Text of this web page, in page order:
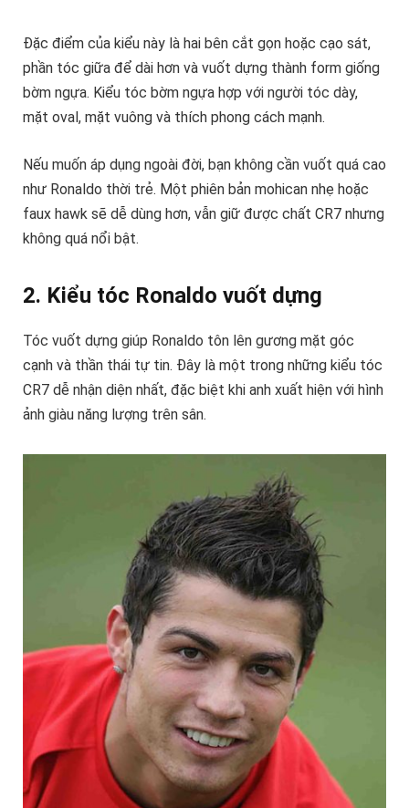
Đặc điểm của kiểu này là hai bên cắt gọn hoặc cạo sát,
phần tóc giữa để dài hơn và vuốt dựng thành form giống
bờm ngựa. Kiểu tóc bờm ngựa hợp với người tóc dày,
mặt oval, mặt vuông và thích phong cách mạnh.
Nếu muốn áp dụng ngoài đời, bạn không cần vuốt quá cao
như Ronaldo thời trẻ. Một phiên bản mohican nhẹ hoặc
faux hawk sẽ dễ dùng hơn, vẫn giữ được chất CR7 nhưng
không quá nổi bật.
2. Kiểu tóc Ronaldo vuốt dựng
Tóc vuốt dựng giúp Ronaldo tôn lên gương mặt góc
cạnh và thần thái tự tin. Đây là một trong những kiểu tóc
CR7 dễ nhận diện nhất, đặc biệt khi anh xuất hiện với hình
ảnh giàu năng lượng trên sân.